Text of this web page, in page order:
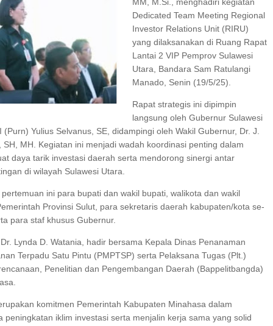
ASPIRASI WARGA MANEMBO-NEMBO
Dedicated Team Meeting Regional
Investor Relations Unit (RIRU)
yang dilaksanakan di Ruang Rapat
Lantai 2 VIP Pemprov Sulawesi
Utara, Bandara Sam Ratulangi
Manado, Senin (19/5/25).
Rapat strategis ini dipimpin
langsung oleh Gubernur Sulawesi
(Purn) Yulius Selvanus, SE, didampingi oleh Wakil Gubernur, Dr. J.
SH, MH. Kegiatan ini menjadi wadah koordinasi penting dalam
daya tarik investasi daerah serta mendorong sinergi antar
di wilayah Sulawesi Utara.
ini para bupati dan wakil bupati, walikota dan wakil
Provinsi Sulut, para sekretaris daerah kabupaten/kota se-
para staf khusus Gubernur.
Lynda D. Watania, hadir bersama Kepala Dinas Penanaman
Terpadu Satu Pintu (PMPTSP) serta Pelaksana Tugas (Plt.)
Penelitian dan Pengembangan Daerah (Bappelitbangda)
komitmen Pemerintah Kabupaten Minahasa dalam
peningkatan iklim investasi serta menjalin kerja sama yang solid
KEGIATAN PENGUATAN
GEJOLAK PIHAK SEKOLAH SD INPRES KLABAT
DENGAN ORANG TUA MURID BERAKHIR DAMAI